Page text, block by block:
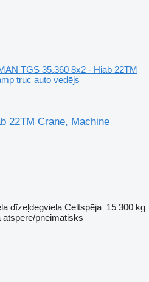
TGS 35.360 8x2 - Hiab 22TM
truc auto vedējs
22TM Crane, Machine
dīzeļdegviela Celtspēja 15 300 kg
atspere/pneimatisks